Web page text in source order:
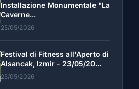
Installazione Monumentale "La
Caverne...
25/05/2026
Festival di Fitness all'Aperto di
Alsancak, Izmir - 23/05/20...
25/05/2026